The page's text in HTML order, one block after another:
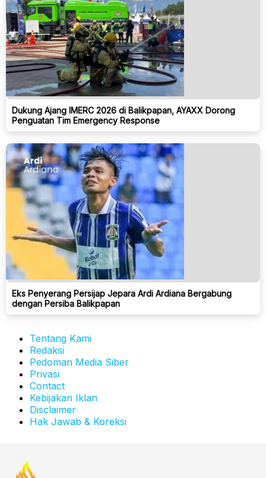
Dukung Ajang IMERC 2026 di Balikpapan, AYAXX Dorong
Penguatan Tim Emergency Response
Eks Penyerang Persijap Jepara Ardi Ardiana Bergabung
dengan Persiba Balikpapan
Tentang Kami
Redaksi
Pedoman Media Siber
Privasi
Contact
Kebijakan Iklan
Disclaimer
Hak Jawab & Koreksi